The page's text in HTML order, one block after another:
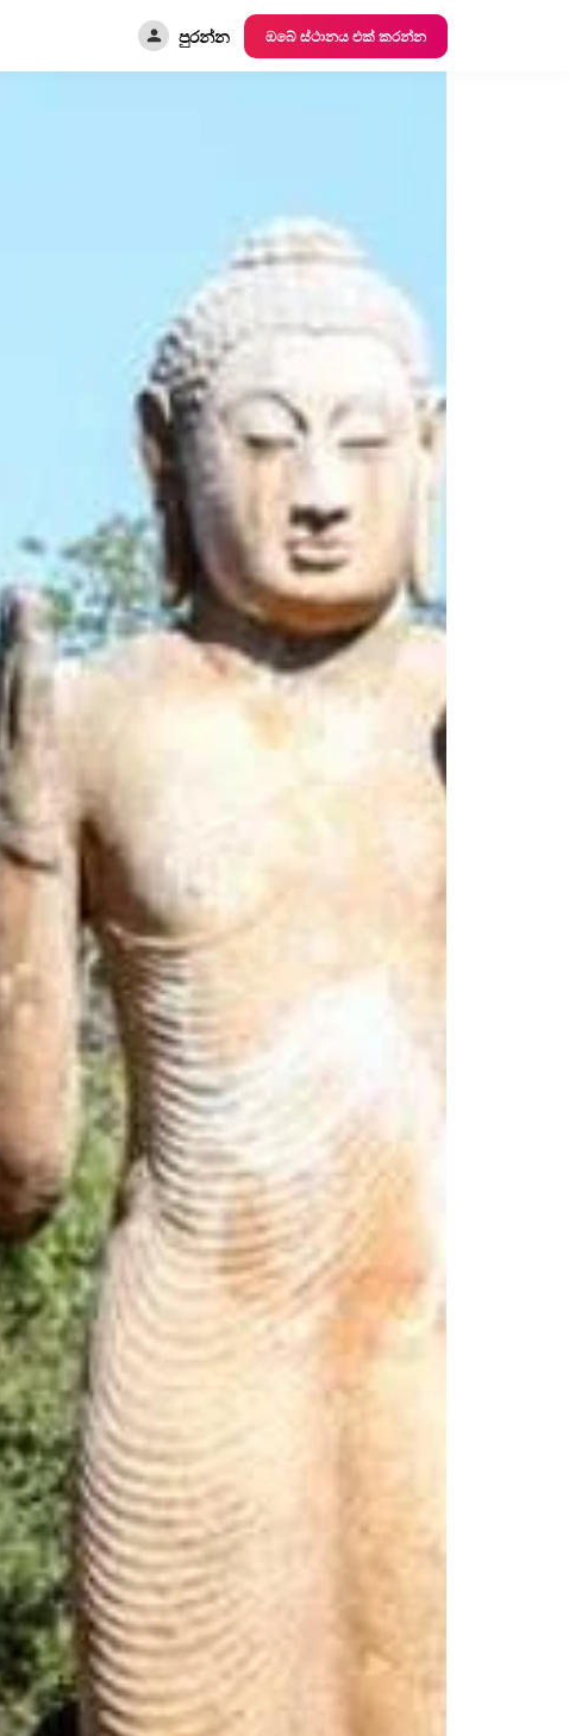
පුරන්න
ඔබේ ස්ථානය එක් කරන්න